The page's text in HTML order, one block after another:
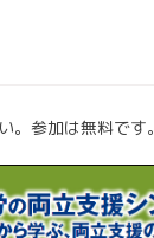
。参加は無料です。